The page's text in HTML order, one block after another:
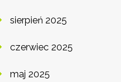
sierpień 2025
czerwiec 2025
maj 2025